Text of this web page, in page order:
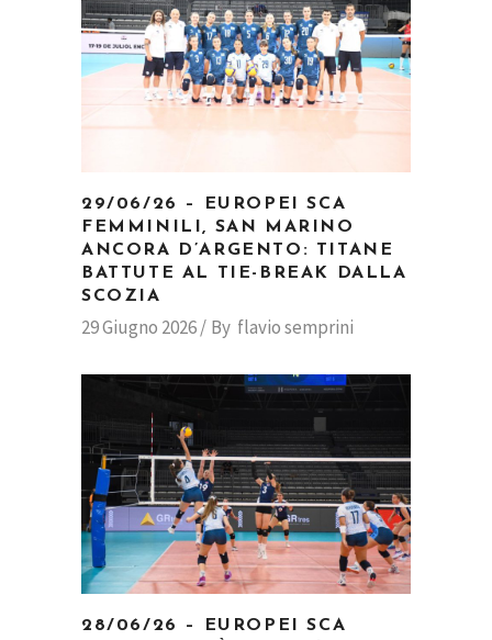
29/06/26 – EUROPEI SCA
FEMMINILI, SAN MARINO
ANCORA D’ARGENTO: TITANE
BATTUTE AL TIE-BREAK DALLA
SCOZIA
29 Giugno 2026 By flavio semprini
28/06/26 – EUROPEI SCA